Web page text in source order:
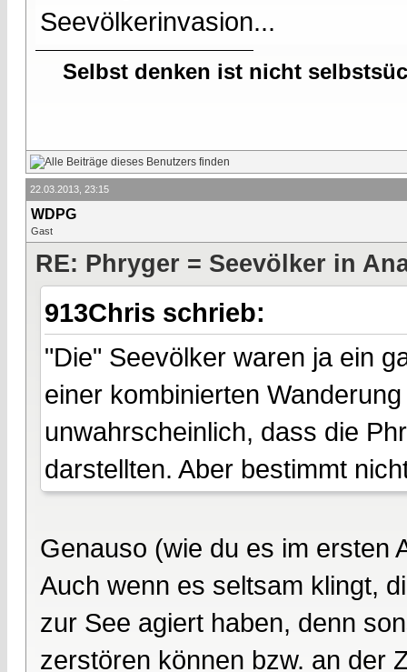
Seevölkerinvasion...
Selbst denken ist nicht
22.03.2013, 23:15
WDPG
Gast
RE: Phryger = Seevölker in
913Chris schrieb:
"Die" Seevölker waren ja ein
einer kombinierten
unwahrscheinlich, dass die
darstellten. Aber bestimmt
Genauso (wie du es im ersten
Auch wenn es seltsam klingt,
zur See agiert haben, denn
zerstören können bzw. an der